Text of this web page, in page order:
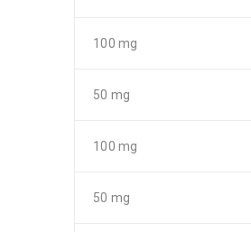
100 mg
50 mg
100 mg
50 mg